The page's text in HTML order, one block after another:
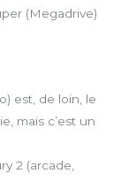
(Megadrive)
est, de loin, le
mais c’est un
2 (arcade,